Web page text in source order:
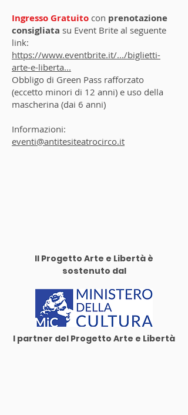
Ingresso Gratuito con prenotazione
consigliata su Event Brite al seguente
link:
https://www.eventbrite.it/.../biglietti-
arte-e-liberta...
Obbligo di Green Pass rafforzato
(eccetto minori di 12 anni) e uso della
mascherina (dai 6 anni)
Informazioni:
eventi@antitesiteatrocirco.it
Il Progetto Arte e Libertà è
sostenuto dal
I partner del Progetto Arte e Libertà